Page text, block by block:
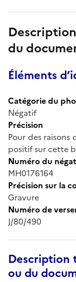
du
Éléments
Catégorie du
Négatif
Précision
Pour des
positif sur cette
Numéro du
MH0176164
Précision sur la
Gravure
Numéro de
J/80/490
Description
ou du